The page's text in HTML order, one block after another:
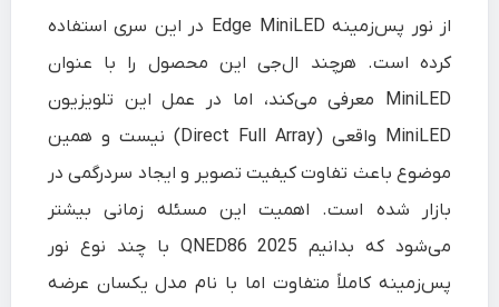
از نور پس‌زمینه Edge MiniLED در این سری استفاده
کرده است. هرچند ال‌جی این محصول را با عنوان
MiniLED معرفی می‌کند، اما در عمل این تلویزیون
MiniLED واقعی (Direct Full Array) نیست و همین
موضوع باعث تفاوت کیفیت تصویر و ایجاد سردرگمی در
بازار شده است. اهمیت این مسئله زمانی بیشتر
می‌شود که بدانیم QNED86 2025 با چند نوع نور
پس‌زمینه کاملاً متفاوت اما با نام مدل یکسان عرضه